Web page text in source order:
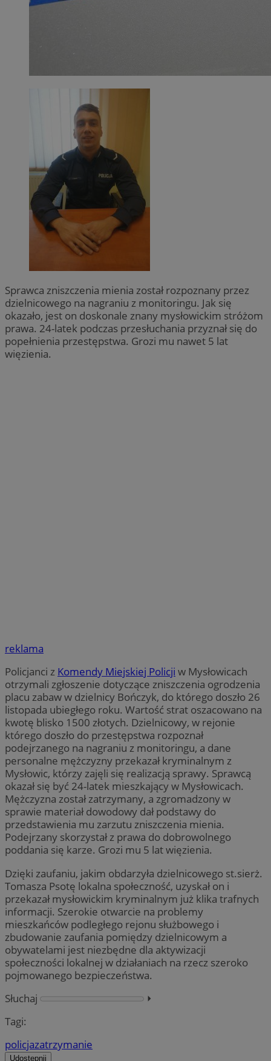
Sprawca zniszczenia mienia został rozpoznany przez
dzielnicowego na nagraniu z monitoringu. Jak się
okazało, jest on doskonale znany mysłowickim stróżom
prawa. 24-latek podczas przesłuchania przyznał się do
popełnienia przestępstwa. Grozi mu nawet 5 lat
więzienia.
reklama
Policjanci z Komendy Miejskiej Policji w Mysłowicach
otrzymali zgłoszenie dotyczące zniszczenia ogrodzenia
placu zabaw w dzielnicy Bończyk, do którego doszło 26
listopada ubiegłego roku. Wartość strat oszacowano na
kwotę blisko 1500 złotych. Dzielnicowy, w rejonie
którego doszło do przestępstwa rozpoznał
podejrzanego na nagraniu z monitoringu, a dane
personalne mężczyzny przekazał kryminalnym z
Mysłowic, którzy zajęli się realizacją sprawy. Sprawcą
okazał się być 24-latek mieszkający w Mysłowicach.
Mężczyzna został zatrzymany, a zgromadzony w
sprawie materiał dowodowy dał podstawy do
przedstawienia mu zarzutu zniszczenia mienia.
Podejrzany skorzystał z prawa do dobrowolnego
poddania się karze. Grozi mu 5 lat więzienia.
Dzięki zaufaniu, jakim obdarzyła dzielnicowego st.sierż.
Tomasza Psotę lokalna społeczność, uzyskał on i
przekazał mysłowickim kryminalnym już klika trafnych
informacji. Szerokie otwarcie na problemy
mieszkańców podległego rejonu służbowego i
zbudowanie zaufania pomiędzy dzielnicowym a
obywatelami jest niezbędne dla aktywizacji
społeczności lokalnej w działaniach na rzecz szeroko
pojmowanego bezpieczeństwa.
Słuchaj
⏵︎
Tagi:
policjazatrzymanie
Udostępnij